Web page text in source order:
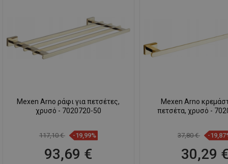
Mexen Arno ράφι για πετσέτες,
χρυσό - 7020720-50
117,10 € -19,99%
93,69 €
Mexen Arno
πετσέτα, χρυσό -
37,80 € -
30,29 €